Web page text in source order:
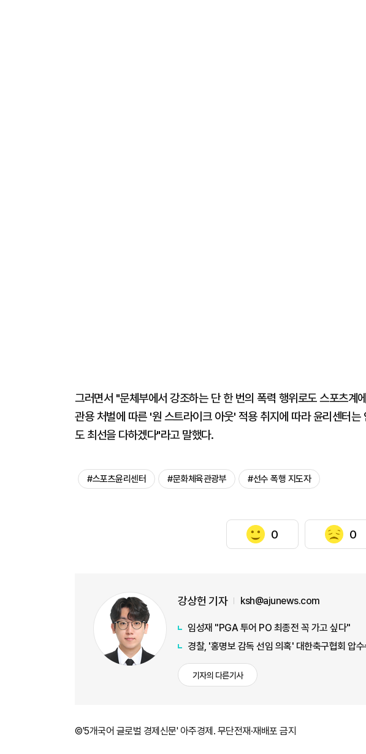
그러면서 "문체부에서 강조하는 단 한 번의 폭력 행위로도 스포츠계
관용 처벌에 따른 '원 스트라이크 아웃' 적용 취지에 따라 윤리센터
도 최선을 다하겠다"라고 말했다.
#스포츠윤리센터 #문화체육관광부 #선수 폭행 지도자
0 0
강상헌 기자 ksh@ajunews.com
임성재 "PGA 투어 PO 최종전 꼭 가고 싶다"
경찰, '홍명보 감독 선임 의혹' 대한축구협회 압
기자의 다른기사
©'5개국어 글로벌 경제신문' 아주경제. 무단전재·재배포 금지